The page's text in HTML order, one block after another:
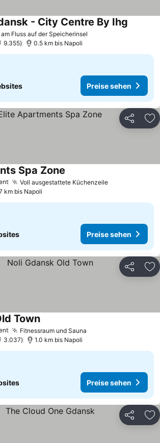
Fluss auf der Speicherinsel
- City Centre By Ihg
9.355 0.5 km bis Napoli
Preise sehen
Teilen
Voll ausgestattete Küchenzeile
Spa Zone
km bis Napoli
Preise sehen
Teilen
Fitnessraum und Sauna
Town
3.037 1.0 km bis Napoli
Preise sehen
Teilen